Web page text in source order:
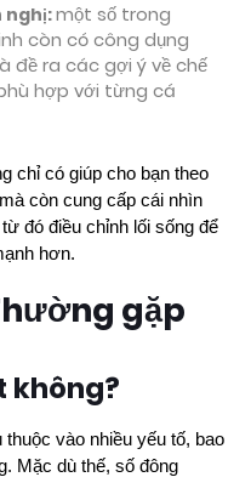
nghị:một số trong
còn có công dụng
đề ra các gợi ý về chế
hợp với từng cá
chỉ có giúp cho bạn theo
còn cung cấp cái nhìn
đó điều chỉnh lối sống để
hơn.
gặp
không?
vào nhiều yếu tố, bao
Mặc dù thế, số đông